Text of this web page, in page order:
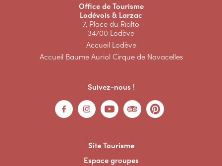
Office de Tourisme
Lodévois & Larzac
7, Place du Rialto
34700 Lodève
Accueil Lodève
Accueil Baume Auriol Cirque de Navacelles
Suivez-nous !
Site Tourisme
Espace groupes